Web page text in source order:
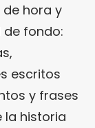
hora y
fondo:
escritos
y frases
la historia